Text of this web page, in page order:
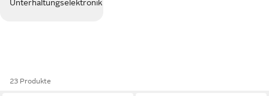
Unterhaltungselektronik
23 Produkte